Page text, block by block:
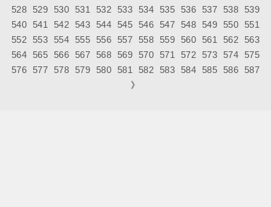
528
529 530 531 532 533 534 535 536 537 538
539
540
541 542 543 544 545 546 547 548 549 550
551
552
553 554 555 556 557 558 559 560 561 562
563
564
565 566 567 568 569 570 571 572 573 574
575
576
577 578 579 580 581 582 583 584 585 586
587
》